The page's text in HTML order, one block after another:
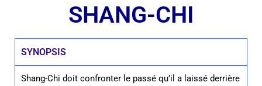
SHANG-CHI
SYNOPSIS
Shang-Chi doit confronter le passé qu’il a laissé derrière